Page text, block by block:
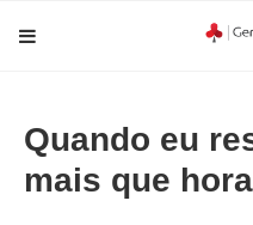
Quando eu
mais que